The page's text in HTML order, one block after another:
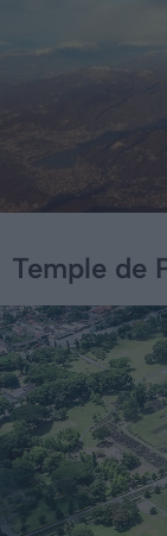
Temple de